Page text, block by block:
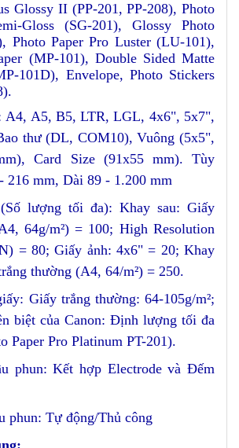
Glossy II (PP-201, PP-208), Photo
Gloss (SG-201), Glossy Photo
Photo Paper Pro Luster (LU-101),
(MP-101), Double Sided Matte
101D), Envelope, Photo Stickers
A4, A5, B5, LTR, LGL, 4x6", 5x7",
thư (DL, COM10), Vuông (5x5",
Card Size (91x55 mm). Tùy
216 mm, Dài 89 - 1.200 mm
lượng tối đa): Khay sau: Giấy
64g/m²) = 100; High Resolution
= 80; Giấy ảnh: 4x6" = 20; Khay
thường (A4, 64/m²) = 250.
Giấy trắng thường: 64-105g/m²;
biệt của Canon: Định lượng tối đa
Paper Pro Platinum PT-201).
phun: Kết hợp Electrode và Đếm
phun: Tự động/Thủ công